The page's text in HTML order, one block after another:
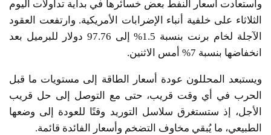
واستعادت أسعار النفط بعض خسائرها في بداية تداولات اليوم
الثلاثاء على خلفية أنباء الإضرابات الأمريكية. وارتفعت العقود
الآجلة لخام برنت بنسبة 1.5% إلى 97.76 دولار للبرميل بعد
انخفاضها بنسبة 7% أمس الاثنين.
ويستبعد المحللون عودة أسعار الطاقة إلى مستويات ما قبل
الحرب في أي وقت قريب، حتى مع التوصل إلى حل قريب
الأجل، إذ ستستغرق سلاسل التوريد وقتًا للعودة إلى وضعها
الطبيعي، ما يُبقي مخاوف التضخم وأسعار الفائدة قائمة.